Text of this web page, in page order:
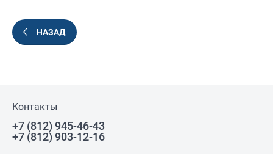
НАЗАД
Контакты
+7 (812) 945-46-43
+7 (812) 903-12-16